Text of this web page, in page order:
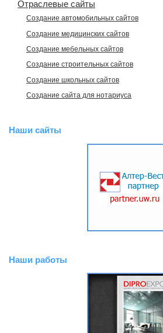
Отраслевые сайты
Создание автомобильных сайтов
Создание медицинских сайтов
Создание мебельных сайтов
Создание строительных сайтов
Создание школьных сайтов
Создание сайта для нотариуса
Наши сайты
Наши работы